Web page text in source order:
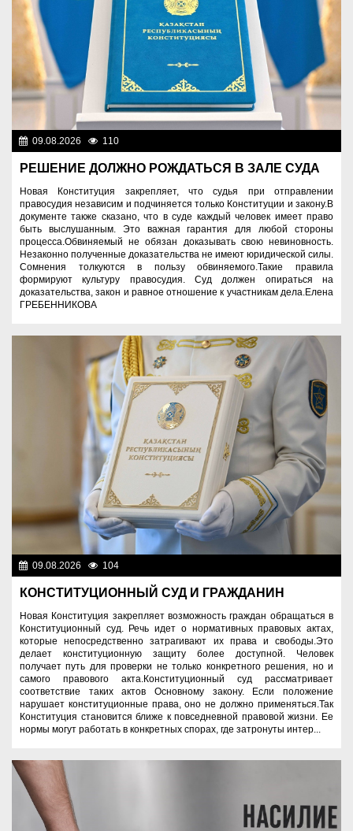
09.08.2026 110
РЕШЕНИЕ ДОЛЖНО РОЖДАТЬСЯ В ЗАЛЕ СУДА
Новая Конституция закрепляет, что судья при отправлении
правосудия независим и подчиняется только Конституции и закону.В
документе также сказано, что в суде каждый человек имеет право
быть выслушанным. Это важная гарантия для любой стороны
процесса.Обвиняемый не обязан доказывать свою невиновность.
Незаконно полученные доказательства не имеют юридической силы.
Сомнения толкуются в пользу обвиняемого.Такие правила
формируют культуру правосудия. Суд должен опираться на
доказательства, закон и равное отношение к участникам дела.Елена
ГРЕБЕННИКОВА
09.08.2026 104
КОНСТИТУЦИОННЫЙ СУД И ГРАЖДАНИН
Новая Конституция закрепляет возможность граждан обращаться в
Конституционный суд. Речь идет о нормативных правовых актах,
которые непосредственно затрагивают их права и свободы.Это
делает конституционную защиту более доступной. Человек
получает путь для проверки не только конкретного решения, но и
самого правового акта.Конституционный суд рассматривает
соответствие таких актов Основному закону. Если положение
нарушает конституционные права, оно не должно применяться.Так
Конституция становится ближе к повседневной правовой жизни. Ее
нормы могут работать в конкретных спорах, где затронуты интер...